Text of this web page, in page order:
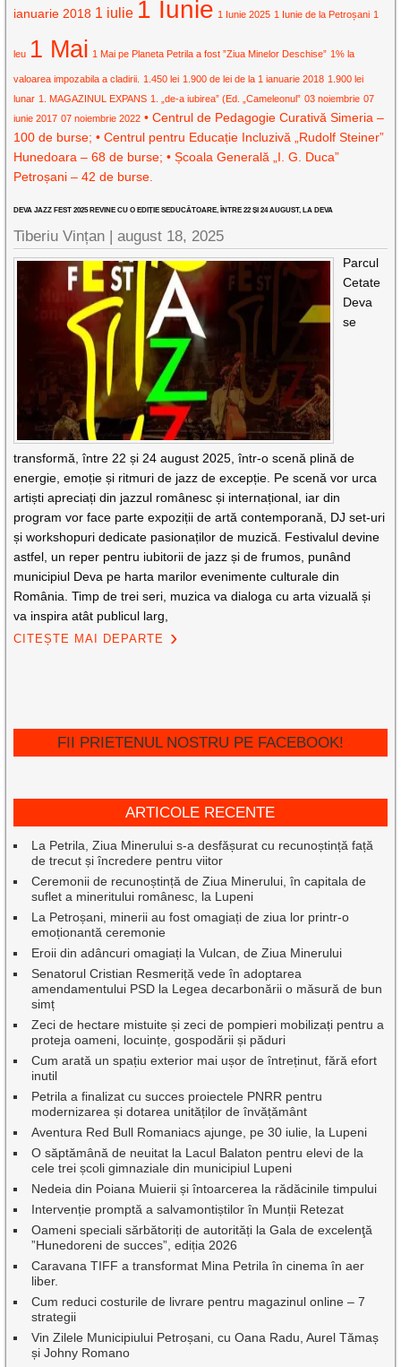
ianuarie 2018 1 iulie 1 Iunie 1 Iunie 2025 1 Iunie de la Petroșani 1
leu 1 Mai 1 Mai pe Planeta Petrila a fost ”Ziua Minelor Deschise” 1% la
valoarea impozabila a cladirii. 1.450 lei 1.900 de lei de la 1 ianuarie 2018 1.900 lei
lunar 1. MAGAZINUL EXPANS 1. „de-a iubirea” (Ed. „Cameleonul” 03 noiembrie 07
iunie 2017 07 noiembrie 2022 • Centrul de Pedagogie Curativă Simeria –
100 de burse; • Centrul pentru Educație Incluzivă „Rudolf Steiner”
Hunedoara – 68 de burse; • Școala Generală „I. G. Duca”
Petroșani – 42 de burse.
DEVA JAZZ FEST 2025 REVINE CU O EDIȚIE SEDUCĂTOARE, ÎNTRE 22 ȘI 24 AUGUST, LA DEVA
Tiberiu Vințan |august 18, 2025
Parcul
Cetate
Deva
se
transformă, între 22 și 24 august 2025, într-o scenă plină de
energie, emoție și ritmuri de jazz de excepție. Pe scenă vor urca
artiști apreciați din jazzul românesc și internațional, iar din
program vor face parte expoziții de artă contemporană, DJ set-uri
și workshopuri dedicate pasionaților de muzică. Festivalul devine
astfel, un reper pentru iubitorii de jazz și de frumos, punând
municipiul Deva pe harta marilor evenimente culturale din
România. Timp de trei seri, muzica va dialoga cu arta vizuală și
va inspira atât publicul larg,
CITEȘTE MAI DEPARTE
FII PRIETENUL NOSTRU PE FACEBOOK!
ARTICOLE RECENTE
La Petrila, Ziua Minerului s-a desfășurat cu recunoștință față
de trecut și încredere pentru viitor
Ceremonii de recunoștință de Ziua Minerului, în capitala de
suflet a mineritului românesc, la Lupeni
La Petroșani, minerii au fost omagiați de ziua lor printr-o
emoționantă ceremonie
Eroii din adâncuri omagiați la Vulcan, de Ziua Minerului
Senatorul Cristian Resmeriță vede în adoptarea
amendamentului PSD la Legea decarbonării o măsură de bun
simț
Zeci de hectare mistuite și zeci de pompieri mobilizați pentru a
proteja oameni, locuințe, gospodării și păduri
Cum arată un spațiu exterior mai ușor de întreținut, fără efort
inutil
Petrila a finalizat cu succes proiectele PNRR pentru
modernizarea și dotarea unităților de învățământ
Aventura Red Bull Romaniacs ajunge, pe 30 iulie, la Lupeni
O săptămână de neuitat la Lacul Balaton pentru elevi de la
cele trei școli gimnaziale din municipiul Lupeni
Nedeia din Poiana Muierii și întoarcerea la rădăcinile timpului
Intervenție promptă a salvamontiștilor în Munții Retezat
Oameni speciali sărbătoriți de autorități la Gala de excelenţă
”Hunedoreni de succes”, ediția 2026
Caravana TIFF a transformat Mina Petrila în cinema în aer
liber.
Cum reduci costurile de livrare pentru magazinul online – 7
strategii
Vin Zilele Municipiului Petroșani, cu Oana Radu, Aurel Tămaș
și Johny Romano